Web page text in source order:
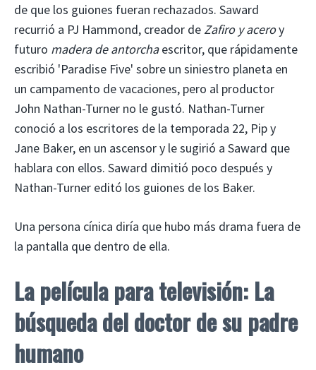
de que los guiones fueran rechazados. Saward
recurrió a PJ Hammond, creador de Zafiro y aceroy
futuro madera de antorchaescritor, que rápidamente
escribió 'Paradise Five' sobre un siniestro planeta en
un campamento de vacaciones, pero al productor
John Nathan-Turner no le gustó. Nathan-Turner
conoció a los escritores de la temporada 22, Pip y
Jane Baker, en un ascensor y le sugirió a Saward que
hablara con ellos. Saward dimitió poco después y
Nathan-Turner editó los guiones de los Baker.
Una persona cínica diría que hubo más drama fuera de
la pantalla que dentro de ella.
La película para televisión: La
búsqueda del doctor de su padre
humano